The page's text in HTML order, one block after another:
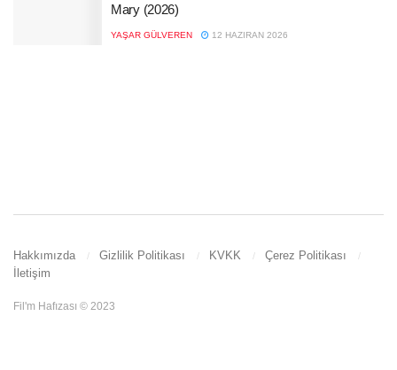
Mary (2026)
YAŞAR GÜLVEREN 12 HAZIRAN 2026
Hakkımızda Gizlilik Politikası KVKK
Çerez Politikası
İletişim
Fil'm Hafızası © 2023